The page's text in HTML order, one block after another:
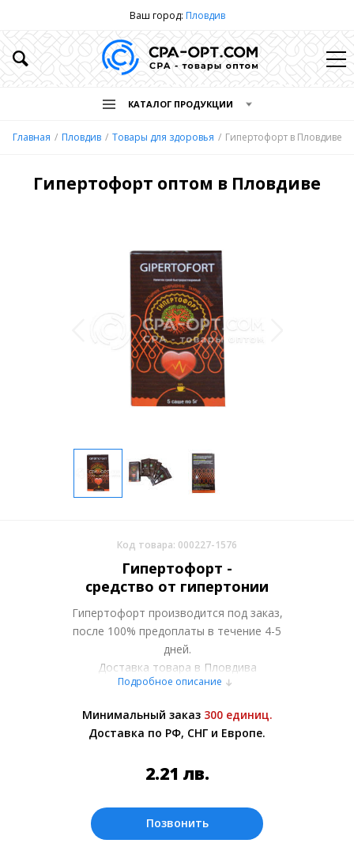
Ваш город: Пловдив
КАТАЛОГ ПРОДУКЦИИ
Главная Пловдив Товары для здоровья Гипертофорт в Пловдиве
Гипертофорт оптом в Пловдиве
Код товара: 000227-1576
Гипертофорт -
средство от гипертонии
Гипертофорт производится под заказ,
после 100% предоплаты в течение 4-5
дней.
Доставка товара в Пловдива
осуществляется курьерскими службами
Более подробно при обсуждении заказа с
менеджером.
сайте представлены по курсу ЦБ РФ на
0.269175 лв.
Подробное описание
Минимальный заказ 300 единиц.
Доставка по РФ, СНГ и Европе.
2.21 лв.
Позвонить